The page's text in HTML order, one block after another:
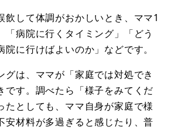
飲して体調がおかしいとき、ママ1
「病院に行くタイミング」「どう
に行けばよいのか」などです。
グは、ママが「家庭では対処でき
です。調べたら「様子をみてくだ
たとしても、ママ自身が家庭で様
安材料が多過ぎると感じたり、普